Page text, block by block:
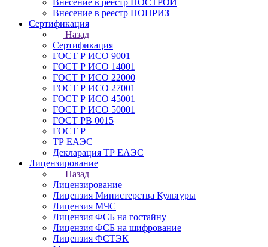
Внесение в реестр НОСТРОЙ
Внесение в реестр НОПРИЗ
Сертификация
Назад
Сертификация
ГОСТ Р ИСО 9001
ГОСТ Р ИСО 14001
ГОСТ Р ИСО 22000
ГОСТ Р ИСО 27001
ГОСТ Р ИСО 45001
ГОСТ Р ИСО 50001
ГОСТ РВ 0015
ГОСТ Р
ТР ЕАЭС
Декларация ТР ЕАЭС
Лицензирование
Назад
Лицензирование
Лицензия Министерства Культуры
Лицензия МЧС
Лицензия ФСБ на гостайну
Лицензия ФСБ на шифрование
Лицензия ФСТЭК